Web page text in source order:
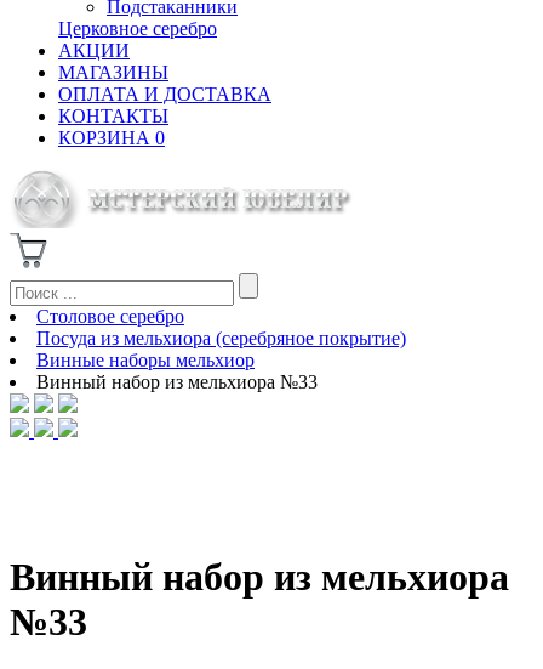
Подстаканники
Церковное серебро
АКЦИИ
МАГАЗИНЫ
ОПЛАТА И ДОСТАВКА
КОНТАКТЫ
КОРЗИНА 0
Столовое серебро
Посуда из мельхиора (серебряное покрытие)
Винные наборы мельхиор
Винный набор из мельхиора №33
Винный набор из мельхиора
№33